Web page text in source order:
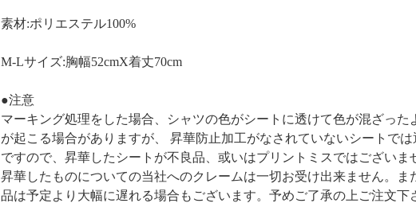
素材:ポリエステル100%
M-Lサイズ:胸幅52cmX着丈70cm
●注意
マーキング処理をした場合、シャツの色がシートに透けて色が混ざった
が起こる場合がありますが、 昇華防止加工がなされていないシートで
ですので、昇華したシートが不良品、或いはプリントミスではございま
昇華したものについての当社へのクレームは一切お受け出来ません。ま
品は予定より大幅に遅れる場合もございます。予めご了承の上ご注文下